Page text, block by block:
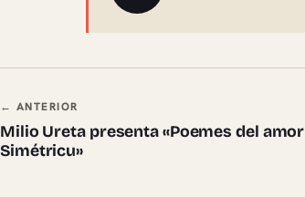
Navegación ente pieces
← ANTERIOR
Milio Ureta presenta «Poemes del amor
Simétricu»